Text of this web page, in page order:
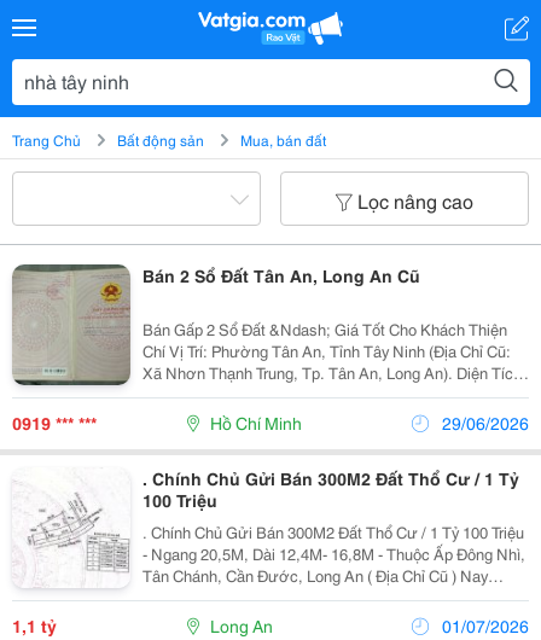
Trang Chủ Bất động sản Mua, bán đất
Lọc nâng cao
Bán 2 Sổ Đất Tân An, Long An Cũ
Bán Gấp 2 Sổ Đất &Ndash; Giá Tốt Cho Khách Thiện
Chí Vị Trí: Phường Tân An, Tỉnh Tây Ninh (Địa Chỉ Cũ:
Xã Nhơn Thạnh Trung, Tp. Tân An, Long An). Diện Tích:
✅ 150M&Sup2; Đất Thổ Cư (Ont) ✅ 917M&Sup2; Đất
Lúa 2 Sổ Hồng Riêng, Pháp Lý Rõ...
0919 *** *** Hồ Chí Minh 29/06/2026
. Chính Chủ Gửi Bán 300M2 Đất Thổ Cư / 1 Tỷ
100 Triệu
. Chính Chủ Gửi Bán 300M2 Đất Thổ Cư / 1 Tỷ 100 Triệu
- Ngang 20,5M, Dài 12,4M- 16,8M - Thuộc Ấp Đông Nhì,
Tân Chánh, Cần Đước, Long An ( Địa Chỉ Cũ ) Nay
Thuộc Đường Đông Nhì , Xã Cần Đước, Tỉnh Tây Ninh -
Khu Vực Đông Đúc Dân Cư, Gần Chợ,...
1,1 tỷ Long An 01/07/2026